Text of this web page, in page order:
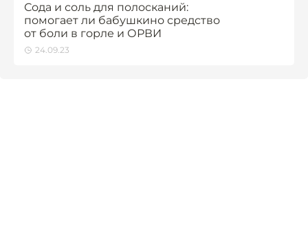
Сода и соль для полосканий:
помогает ли бабушкино средство
от боли в горле и ОРВИ
24.09.23